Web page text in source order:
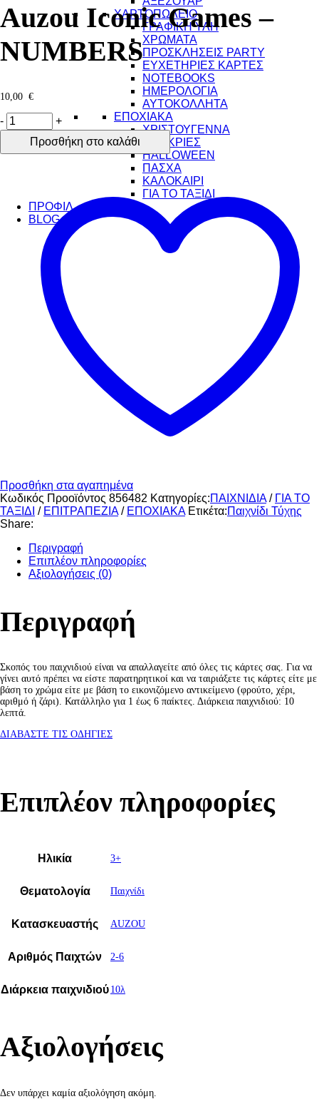
ΧΑΡΤΟΠΩΛΕΙΟ
ΓΡΑΦΙΚΗ ΥΛΗ
ΧΡΩΜΑΤΑ
ΠΡΟΣΚΛΗΣΕΙΣ PARTY
ΕΥΧΕΤΗΡΙΕΣ ΚΑΡΤΕΣ
NOTEBOOKS
ΗΜΕΡΟΛΟΓΙΑ
ΑΥΤΟΚΟΛΛΗΤΑ
ΕΠΟΧΙΑΚΑ
ΧΡΙΣΤΟΥΓΕΝΝΑ
ΑΠΟΚΡΙΕΣ
HALLOWEEN
ΠΑΣΧΑ
ΚΑΛΟΚΑΙΡΙ
ΓΙΑ ΤΟ ΤΑΞΙΔΙ
ΠΡΟΦΙΛ
BLOG
Auzou Iconic Games –
NUMBERS
10,00 €
-
+
Προσθήκη στο καλάθι
Προσθήκη στα αγαπημένα
Κωδικός Προοϊόντος 856482 Κατηγορίες: ΠΑΙΧΝΙΔΙΑ/ ΓΙΑ ΤΟ
ΤΑΞΙΔΙ / ΕΠΙΤΡΑΠΕΖΙΑ/ ΕΠΟΧΙΑΚΑ Ετικέτα: Παιχνίδι Τύχης
Share:
Περιγραφή
Επιπλέον πληροφορίες
Αξιολογήσεις (0)
Περιγραφή
Σκοπός του παιχνιδιού είναι να απαλλαγείτε από όλες τις κάρτες σας. Για να
γίνει αυτό πρέπει να είστε παρατηρητικοί και να ταιριάξετε τις κάρτες είτε με
βάση το χρώμα είτε με βάση το εικονιζόμενο αντικείμενο (φρούτο, χέρι,
αριθμό ή ζάρι). Κατάλληλο για 1 έως 6 παίκτες. Διάρκεια παιχνιδιού: 10
λεπτά.
ΔΙΑΒΑΣΤΕ ΤΙΣ ΟΔΗΓΙΕΣ
Επιπλέον πληροφορίες
Ηλικία 3+
Θεματολογία Παιχνίδι
Κατασκευαστής AUZOU
Αριθμός Παιχτών 2-6
Διάρκεια παιχνιδιού 10λ
Αξιολογήσεις
Δεν υπάρχει καμία αξιολόγηση ακόμη.